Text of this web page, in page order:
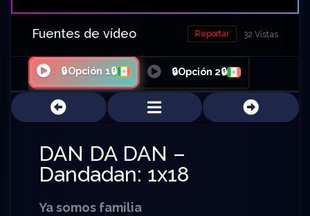
Fuentes de vídeo 32 Vistas
Reportar
🔒Opción 1🔒 🔒Opción 2🔒
DAN DA DAN –
Dandadan: 1x18
Ya somos familia